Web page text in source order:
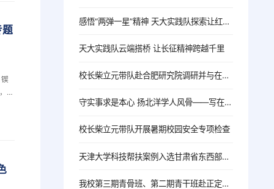
题
天
感悟“两弹一星”精神 天大实践队探索让红色记忆在数字时代“活”起来
天大实践队云端搭桥 让长征精神跨越千里
校长柴立元带队赴合肥研究院调研并与在皖校友座谈交流
守实事求是本心 扬北洋学人风骨——写在周恒院士逝世一周年
校长柴立元带队开展暑期校园安全专项检查
天津大学科技帮扶案例入选甘肃省东西部协作和中央单位定点帮扶典型案例汇编
我校第三期青骨班、第二期青干班赴正定开展集中培训